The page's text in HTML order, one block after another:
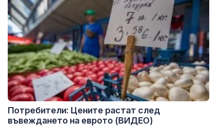
Потребители: Цените растат след
въвеждането на еврото (ВИДЕО)